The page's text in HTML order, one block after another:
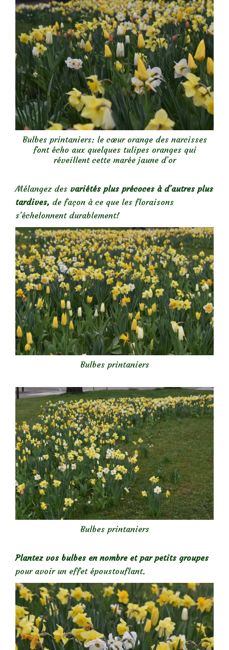
Bulbes printaniers: le cœur orange des narcisses
font écho aux quelques tulipes oranges qui
réveillent cette marée jaune d’or
Mélangez des variétés plus précoces à d’autres plus
tardives, de façon à ce que les floraisons
s’échelonnent durablement!
Bulbes printaniers
Bulbes printaniers
Plantez vos bulbes en nombre et par petits groupes
pour avoir un effet époustouflant.